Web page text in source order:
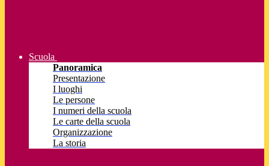
Scuola
Panoramica
Presentazione
I luoghi
Le persone
I numeri della scuola
Le carte della scuola
Organizzazione
La storia